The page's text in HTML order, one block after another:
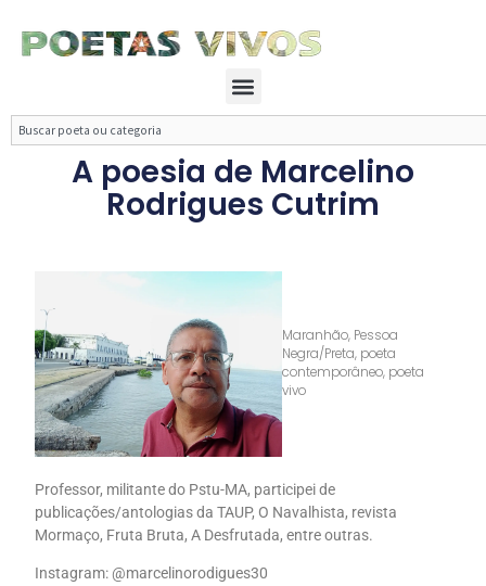
para
Menu
Search
A poesia de Marcelino
Rodrigues Cutrim
Maranhão, Pessoa
Negra/Preta, poeta
contemporâneo, poeta
vivo
Professor, militante do Pstu-MA, participei de
publicações/antologias da TAUP, O Navalhista, revista
Mormaço, Fruta Bruta, A Desfrutada, entre outras.
Instagram: @marcelinorodigues30